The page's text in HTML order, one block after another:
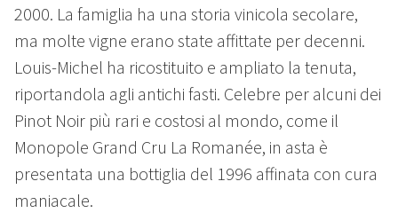
2000. La famiglia ha una storia vinicola secolare,
ma molte vigne erano state affittate per decenni.
Louis-Michel ha ricostituito e ampliato la tenuta,
riportandola agli antichi fasti. Celebre per alcuni dei
Pinot Noir più rari e costosi al mondo, come il
Monopole Grand Cru La Romanée, in asta è
presentata una bottiglia del 1996 affinata con cura
maniacale.